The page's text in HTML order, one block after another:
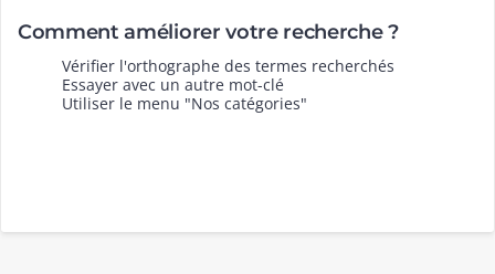
Comment améliorer votre recherche ?
Vérifier l'orthographe des termes recherchés
Essayer avec un autre mot-clé
Utiliser le menu "Nos catégories"